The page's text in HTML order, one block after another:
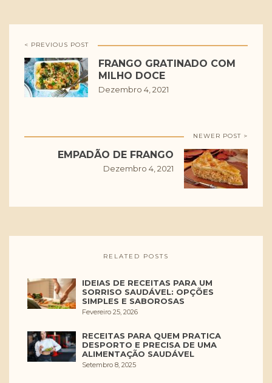
< PREVIOUS POST
FRANGO GRATINADO COM
MILHO DOCE
Dezembro 4, 2021
NEWER POST >
EMPADÃO DE FRANGO
Dezembro 4, 2021
RELATED POSTS
IDEIAS DE RECEITAS PARA UM
SORRISO SAUDÁVEL: OPÇÕES
SIMPLES E SABOROSAS
Fevereiro 25, 2026
RECEITAS PARA QUEM PRATICA
DESPORTO E PRECISA DE UMA
ALIMENTAÇÃO SAUDÁVEL
Setembro 8, 2025